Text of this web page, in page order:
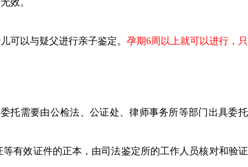
效。
可以与疑父进行亲子鉴定。 孕期6周以上就可以进行，
托需要由公检法、公证处、律师事务所等部门出具委
有效证件的正本，由司法鉴定所的工作人员核对和验